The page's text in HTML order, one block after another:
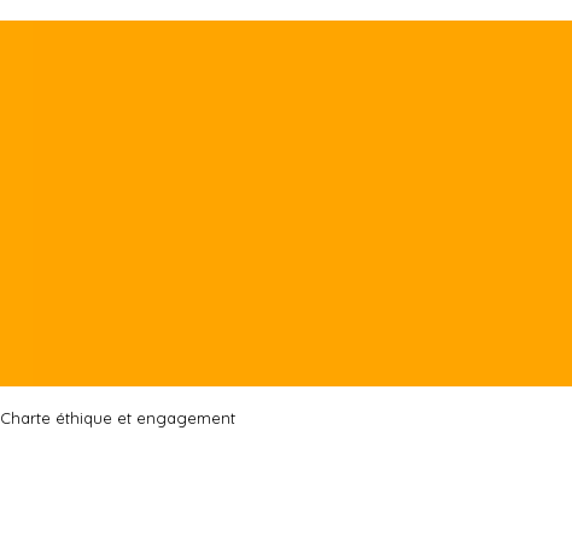
Charte éthique et engagement